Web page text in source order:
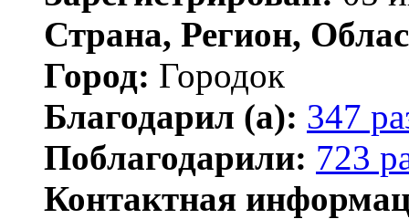
Страна, Регион,
Город: Городок
Благодарил (а): 347
Поблагодарили: 723
Контактная